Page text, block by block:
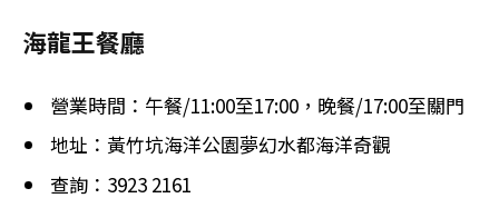
海龍王餐廳
營業時間：午餐/11:00至17:00​，晚餐/17:00至關門​
地址：黃竹坑海洋公園夢幻水都海洋奇觀
查詢：3923 2161